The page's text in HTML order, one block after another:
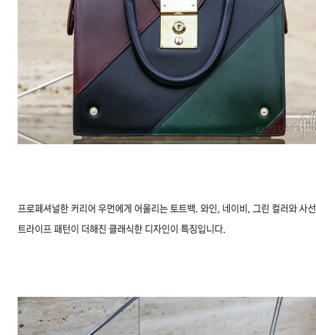
프로페셔널한 커리어 우먼에게 어울리는 토트백. 와인, 네이비, 그린 컬러와 사
트라이프 패턴이 더해진 클래식한 디자인이 특징입니다.